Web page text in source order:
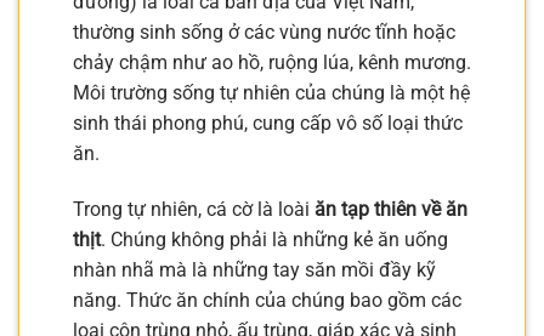
thường sinh sống ở các vùng nước tĩnh hoặc
chảy chậm như ao hồ, ruộng lúa, kênh mương.
Môi trường sống tự nhiên của chúng là một hệ
sinh thái phong phú, cung cấp vô số loại thức
ăn.
Trong tự nhiên, cá cờ là loài ăn tạp thiên về ăn
thịt. Chúng không phải là những kẻ ăn uống
nhàn nhã mà là những tay săn mồi đầy kỹ
năng. Thức ăn chính của chúng bao gồm các
loại côn trùng nhỏ, ấu trùng, giáp xác và sinh